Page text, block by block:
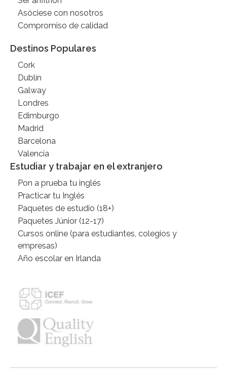
Asóciese con nosotros
Compromiso de calidad
Destinos Populares
Cork
Dublín
Galway
Londres
Edimburgo
Madrid
Barcelona
Valencia
Estudiar y trabajar en el extranjero
Pon a prueba tu inglés
Practicar tu Inglés
Paquetes de estudio (18+)
Paquetes Júnior (12-17)
Cursos online (para estudiantes, colegios y
empresas)
Año escolar en Irlanda